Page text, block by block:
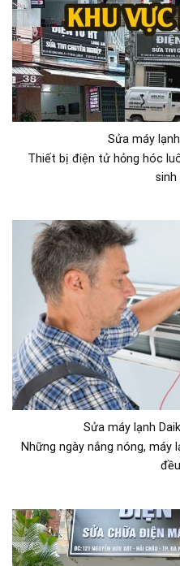
Sửa máy
Thiết bị điện tử hỏng hóc
sinh
Sửa máy lạnh
Những ngày nắng nóng,